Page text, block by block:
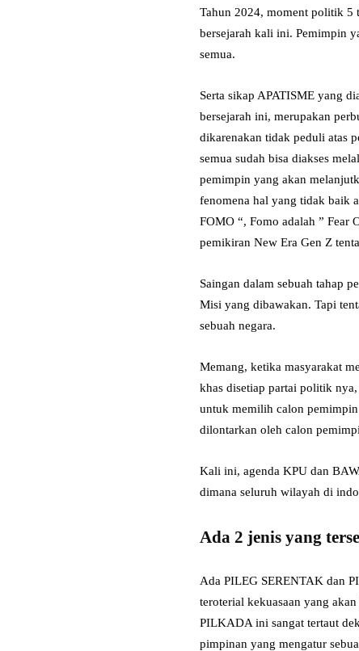
Tahun 2024, moment politik 5
bersejarah kali ini. Pemimpin
semua.
Serta sikap APATISME yang
bersejarah ini, merupakan
dikarenakan tidak peduli atas
semua sudah bisa diakses
pemimpin yang akan
fenomena hal yang tidak baik
FOMO “, Fomo adalah ” Fear
pemikiran New Era Gen Z
Saingan dalam sebuah tahap
Misi yang dibawakan. Tapi
sebuah negara.
Memang, ketika masyarakat
khas disetiap partai politik
untuk memilih calon
dilontarkan oleh calon
Kali ini, agenda KPU dan
dimana seluruh wilayah di
Ada 2 jenis yang
Ada PILEG SERENTAK dan
teroterial kekuasaan yang
PILKADA ini sangat tertaut
pimpinan yang mengatur